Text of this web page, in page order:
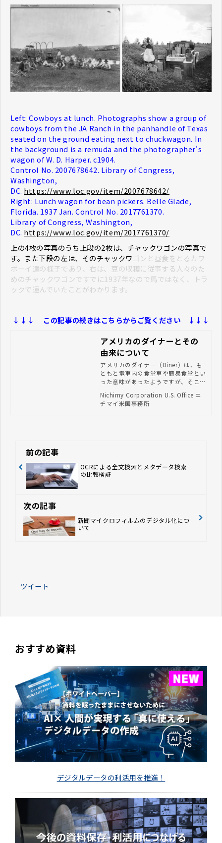
Left: Cowboys at lunch. Photographs show a group of
cowboys from the JA Ranch in the panhandle of Texas
seated on the ground eating next to chuckwagon. In
the background is a remuda and the photographer's
wagon of W. D. Harper. c1904.
Control No. 2007678642. Library of Congress,
Washington,
DC. https://www.loc.gov/item/2007678642/
Right: Lunch wagon for bean pickers. Belle Glade,
Florida. 1937 Jan. Control No. 2017761370.
Library of Congress, Washington,
DC. https://www.loc.gov/item/2017761370/
上の4枚の写真のうち上段の2枚は、チャックワゴンの写真で
す。また下段の左は、そのチャックワゴンと昼食をとるカワ
ボーイ達の様子であり、右は、豆の収穫に従事する人々のた
めのチャックワゴンですでに1937年なので馬ではなく、トラ
ックで運んでいたことがわかります。
↓↓↓ この記事の続きはこちらからご覧ください ↓↓↓
アメリカのダイナーとその
由来について
アメリカのダイナー（Diner）は、も
ともと電車内の食堂車や簡易食堂とい
った意味があったようですが、そこか
レツ、ベーコン、ポテトの朝食メニュ
ーや、ハンバーガーやホットドッグや
うと、地元の行きつけの食堂または定
食屋という感じなのかなと思います。
Nichimy Corporation U.S. Office ニ
チマイ米国事務所
前の記事
OCRによる全文検索とメタデータ検索
の比較検証
次の記事
新聞マイクロフィルムのデジタル化につ
いて
ツイート
おすすめ資料
デジタルデータの利活用を推進！